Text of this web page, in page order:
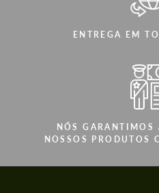
ENTREGA EM
NÓS
NOSSOS PRODUTOS